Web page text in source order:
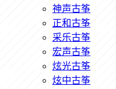
神声古筝
正和古筝
采乐古筝
宏声古筝
炫光古筝
炫中古筝